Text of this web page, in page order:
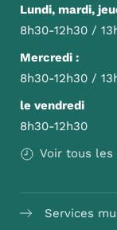
Lundi, mardi,
8h30-12h30 /
Mercredi :
8h30-12h30 /
le vendredi
8h30-12h30
Voir tous les
Services